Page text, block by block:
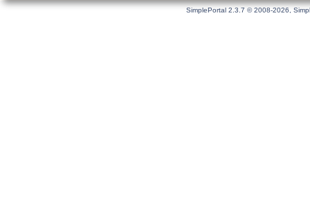
SimplePortal 2.3.7 © 2008-2026,